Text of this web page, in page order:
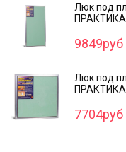
Люк под
ПРАКТИКА
9849руб
Люк под
ПРАКТИКА
7704руб